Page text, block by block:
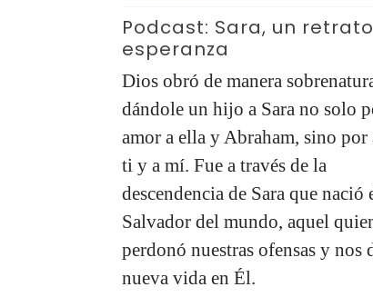
Podcast: Sara, un
esperanza
Dios obró de manera
dándole un hijo a Sara no solo
amor a ella y Abraham, sino por
ti y a mí. Fue a través de la
descendencia de Sara que nació
Salvador del mundo, aquel
perdonó nuestras ofensas y nos
nueva vida en Él.